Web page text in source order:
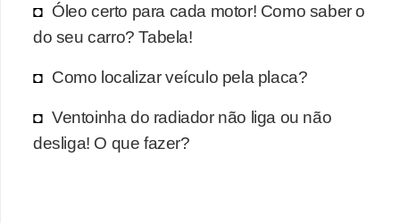
Óleo certo para cada motor! Como saber o
do seu carro? Tabela!
Como localizar veículo pela placa?
Ventoinha do radiador não liga ou não
desliga! O que fazer?
i
c
i
n
á